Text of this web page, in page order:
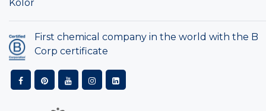
Kolor
First chemical company in the world with the B
Corp certificate